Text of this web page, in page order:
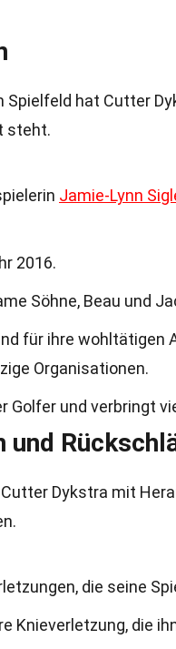
Spielfeld hat Cutter
steht.
Jamie-Lynn
2016.
Söhne, Beau und
für ihre
Organisationen.
Golfer und verbringt
und
Dykstra mit
die seine
Knieverletzung, die